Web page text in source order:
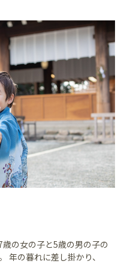
の女の子と5歳の男の子の
年の暮れに差し掛かり、